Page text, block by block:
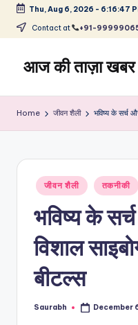
Skip
content
Thu, Aug 6, 2026 - 6:16:47
Contact at +91-
आज की ताज़ा खबर
मनोरंजन,
व्यापार
विश्व
Home जीवन शैली भविष्य के सर्च
Posted
in
जीवन शैली तकनीकी
भविष्य के
विशाल
बीटल्स
Posted
Saurabh December